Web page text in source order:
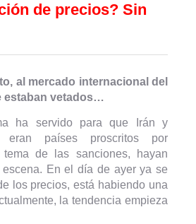
de precios? Sin
al mercado internacional del
estaban vetados…
ha servido para que Irán y
eran países proscritos por
de las sanciones, hayan
En el día de ayer ya se
los precios, está habiendo una
la tendencia empieza